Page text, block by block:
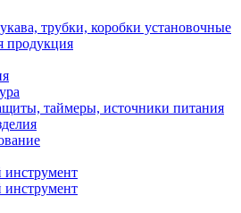
трубки, коробки установочные
продукция
таймеры, источники питания
инструмент
инструмент